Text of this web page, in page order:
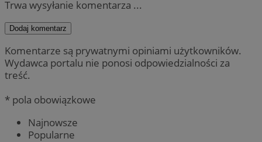
Trwa wysyłanie komentarza ...
Dodaj komentarz
Komentarze są prywatnymi opiniami użytkowników.
Wydawca portalu nie ponosi odpowiedzialności za
treść.
* pola obowiązkowe
Najnowsze
Popularne